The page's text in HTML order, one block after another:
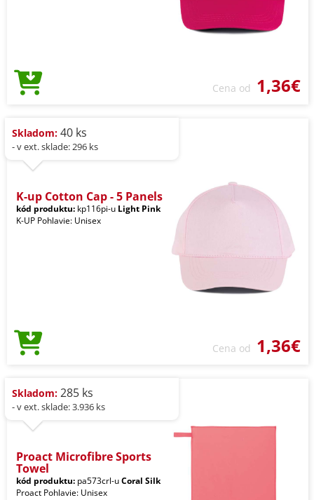
Cena od 1,36€
Skladom: 40 ks
- v ext. sklade: 296 ks
K-up Cotton Cap - 5 Panels
kód produktu: kp116pi-u Light Pink
K-UP Pohlavie: Unisex
Cena od 1,36€
Skladom: 285 ks
- v ext. sklade: 3.936 ks
Proact Microfibre Sports
Towel
kód produktu: pa573crl-uCoral Silk
Proact Pohlavie: Unisex